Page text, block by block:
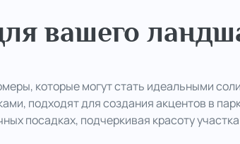
вашего
которые могут стать идеальными
подходят для создания акцентов в
посадках, подчеркивая красоту